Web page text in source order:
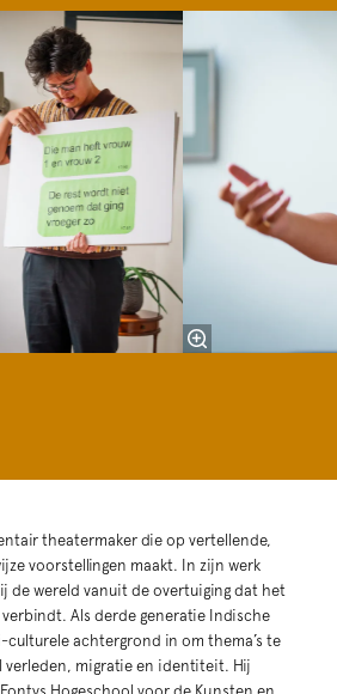
theatermaker die op vertellende,
voorstellingen maakt. In zijn werk
de wereld vanuit de overtuiging dat het
Als derde generatie Indische
achtergrond in om thema’s te
verleden, migratie en identiteit. Hij